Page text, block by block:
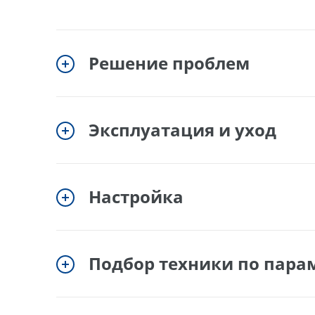
Решение проблем
Эксплуатация и уход
Настройка
Подбор техники по